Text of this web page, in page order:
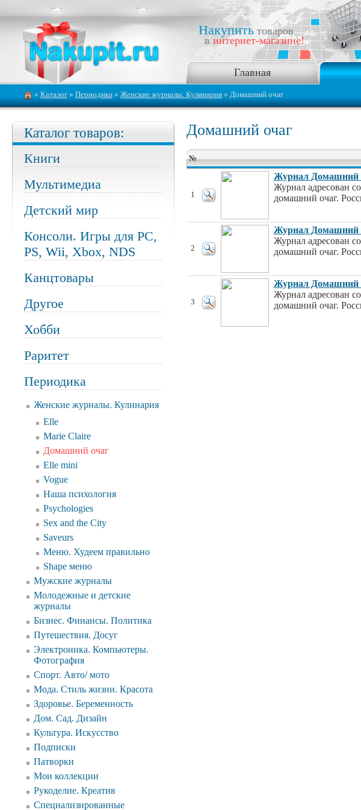
Накупить товаров
в интернет-магазине!
Главная
» Каталог » Периодика » Женские журналы. Кулинария » Домашний очаг
Каталог товаров:
Книги
Мультимедиа
Детский мир
Консоли. Игры для PC,
PS, Wii, Xbox, NDS
Канцтовары
Другое
Хобби
Раритет
Периодика
Женские журналы. Кулинария
Elle
Marie Claire
Домашний очаг
Elle mini
Vogue
Наша психология
Psychologies
Sex and the City
Saveurs
Меню. Худеем правильно
Shape меню
Мужские журналы
Молодежные и детские
журналы
Бизнес. Финансы. Политика
Путешествия. Досуг
Электроника. Компьютеры.
Фотография
Спорт. Авто/ мото
Мода. Стиль жизни. Красота
Здоровье. Беременность
Дом. Сад. Дизайн
Культура. Искусство
Подписки
Патворки
Мои коллекции
Рукоделие. Креатив
Специализированные
Домашний очаг
№
1
Журнал Домашний
Журнал адресован
домашний очаг.
2
Журнал Домашний
Журнал адресован
домашний очаг.
3
Журнал Домашний
Журнал адресован
домашний очаг.